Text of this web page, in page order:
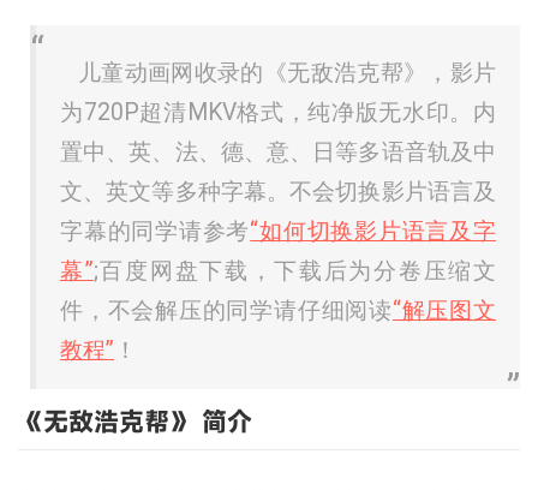
儿童动画网收录的《无敌浩克帮》，影片
为720P超清MKV格式，纯净版无水印。内
置中、英、法、德、意、日等多语音轨及中
文、英文等多种字幕。不会切换影片语言及
字幕的同学请参考“如何切换影片语言及字
幕”;百度网盘下载，下载后为分卷压缩文
件，不会解压的同学请仔细阅读“解压图文
教程” ！
《无敌浩克帮》 简介